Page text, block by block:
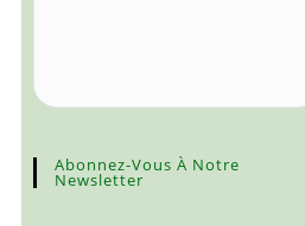
Abonnez-Vous À Notre
Newsletter